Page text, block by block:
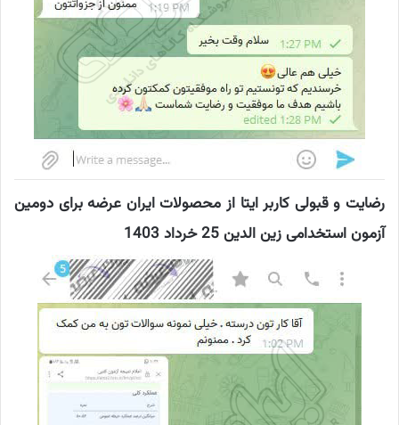
رضایت و قبولی کاربر ایتا از محصولات ایران عرضه برای دومین
آزمون استخدامی زین الدین 25 خرداد 1403